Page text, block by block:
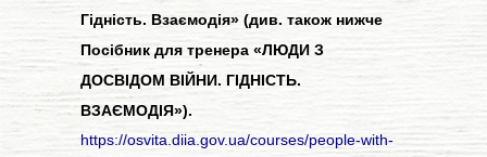
Гідність. Взаємодія» (див. також нижче
Посібник для тренера «ЛЮДИ З
ДОСВІДОМ ВІЙНИ. ГІДНІСТЬ.
ВЗАЄМОДІЯ»).
https://osvita.diia.gov.ua/courses/people-with-